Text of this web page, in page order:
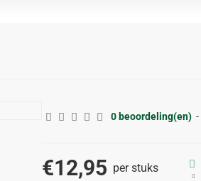
0 beoordeling(en) -
€12,95 per stuks